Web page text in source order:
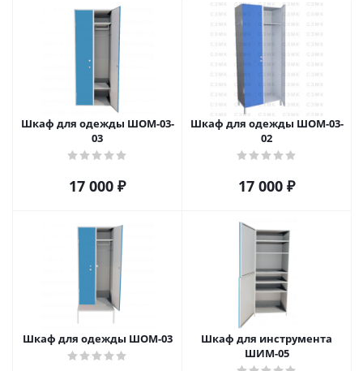
Шкаф для одежды ШОМ-03-
03
17 000 ₽
Шкаф для одежды ШОМ-03-
02
17 000 ₽
Шкаф для одежды ШОМ-03
Шкаф для инструмента
ШИМ-05